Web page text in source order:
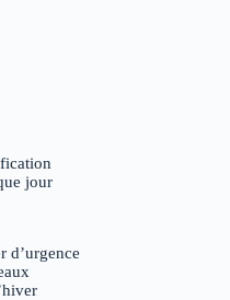
jour
d’urgence